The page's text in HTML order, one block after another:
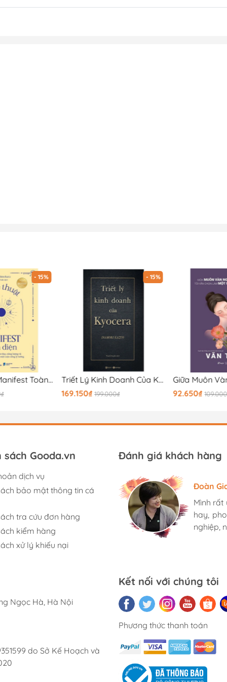
thật bổ ích cùng những trải nghiệm thật tuyệt vời,
- 15%
Nghệ Thuật Manifest Toàn Diện - Lộ Trình Thay Đổi Tư Duy, Năng Lượng Và Tiềm Thức Để Thu Hút Một Cuộc Sống Lý Tưởng
- 15%
Triết Lý Kinh Doanh Của Kyocera (Tái Bản 2024)
169.150₫ 199.000₫
92.650₫
sách Gooda.vn
dịch vụ
bảo mật thông tin cá
tra cứu đơn hàng
kiểm hàng
xử lý khiếu nại
Đánh giá khách hàng
Hương
Mình rất
hay,
nghiệp,
Đoàn
Mình rất
hay,
nghiệp,
Ngọc
Mình rất
hay,
nghiệp,
Ngọc Hà, Hà Nội
do Sở Kế Hoạch và
Kết nối với chúng tôi
Phương thức thanh toán